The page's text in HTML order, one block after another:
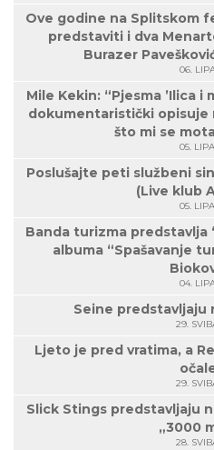
Ove godine na Splitskom
predstaviti i dva
Burazer
06.
Mile Kekin: “Pjesma ’Ilica i
dokumentaristički opisuje
što mi se
05.
Poslušajte peti službeni
(Live klub
05.
Banda turizma predstavlja
albuma “Spašavanje
04.
Seine predstavljaju
29.
Ljeto je pred vratima, a
29.
Slick Stings predstavljaju
„3000
28.